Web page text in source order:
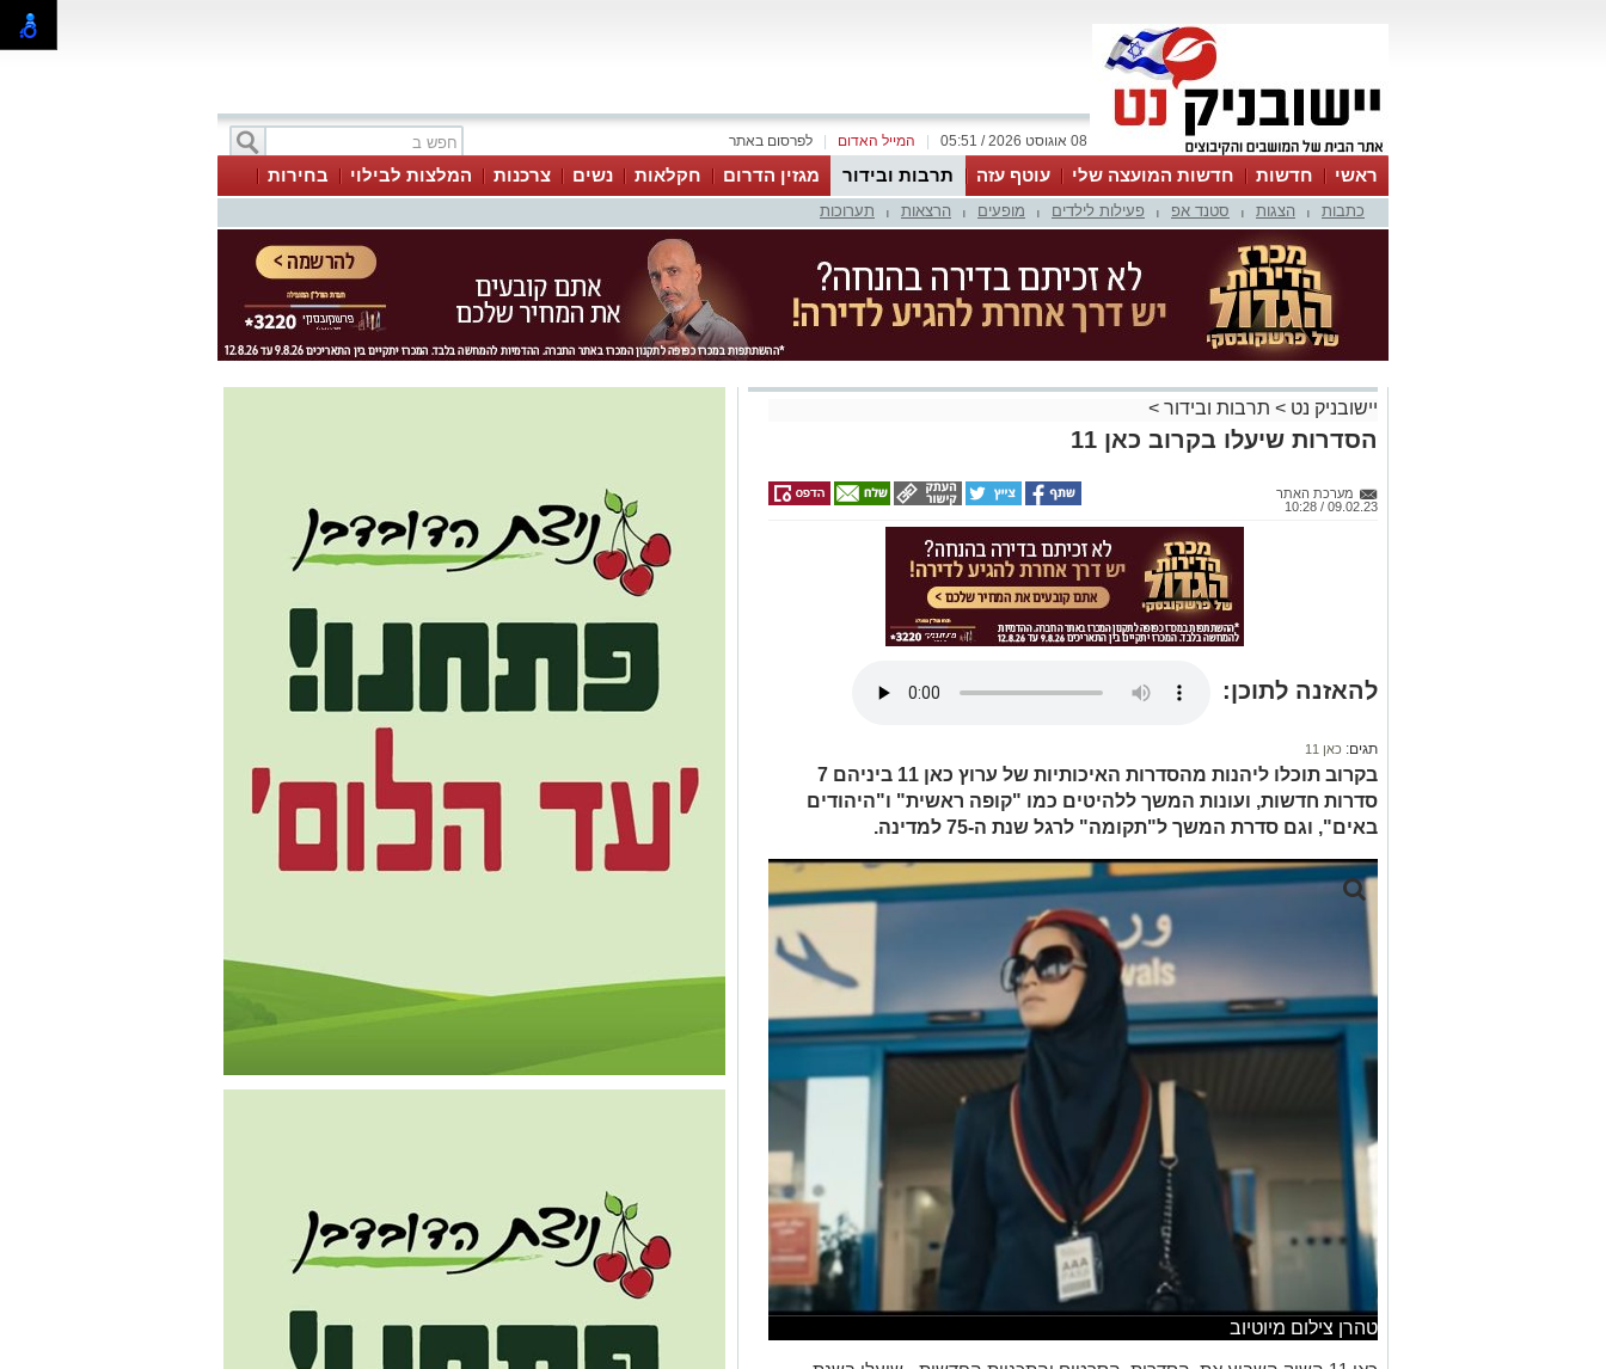
לפרסום באתר המייל האדום 08 אוגוסט 2026 / 05:51
ראשי חדשות חדשות המועצה שלי עוטף עזה תרבות ובידור מגזין הדרום חקלאות נשים צרכנות המלצות לבילוי
בחירות
אינדקס עסקים
לוח טיפים והמלצות כתבות הצגות סטנד אפ פעילות לילדים מופעים הרצאות תערוכות
יישובניק נט > תרבות ובידור >
הסדרות שיעלו בקרוב כאן 11
מערכת האתר
09.02.23 / 10:28
להאזנה לתוכן:
תגים: כאן 11
בקרוב תוכלו ליהנות מהסדרות האיכותיות של ערוץ כאן 11 ביניהם 7
סדרות חדשות, ועונות המשך ללהיטים כמו "קופה ראשית" ו"היהודים
באים", וגם סדרת המשך ל"תקומה" לרגל שנת ה-75 למדינה.
טהרן צילום מיוטיוב